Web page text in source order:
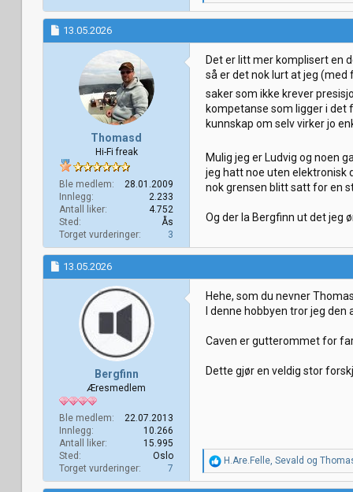
e
a
s
o
n
e
13.05.2026
Thomasd
Hi-Fi freak
Ble medlem
28.01.2009
Innlegg
2.233
Antall liker
4.752
Sted
Ås
Torget vurderinger
3
Det er litt mer komplisert en
så er det nok lurt at jeg (med
saker som ikke krever
kompetanse som ligger i det
kunnskap om selv virker jo
Mulig jeg er Ludvig og noen
jeg hatt noe uten elektronisk
nok grensen blitt satt for en
Og der la Bergfinn ut det jeg
13.05.2026
Bergfinn
Æresmedlem
Ble medlem
22.07.2013
Innlegg
10.266
Antall liker
15.995
Sted
Oslo
Torget vurderinger
7
Hehe, som du nevner Thomas.
I denne hobbyen tror jeg
Caven er gutterommet for
Dette gjør en veldig stor
R
e
a
H.Are.Felle, Sevald og